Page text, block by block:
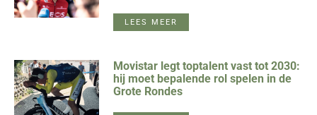
LEES MEER
Movistar legt toptalent vast tot 2030:
hij moet bepalende rol spelen in de
Grote Rondes